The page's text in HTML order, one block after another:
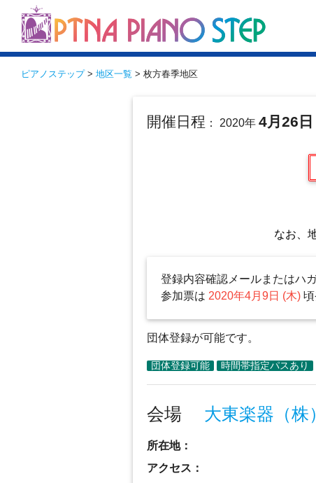
ピアノステップ> 地区一覧 > 枚方春季地区
開催日程 ： 2020年4月26日
なお、
登録内容確認メールまたはハ
参加票は2020年4月9日 (木)
団体登録が可能です。
会場 大東楽器（
所在地：
アクセス：